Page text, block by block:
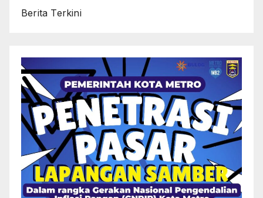
Berita Terkini